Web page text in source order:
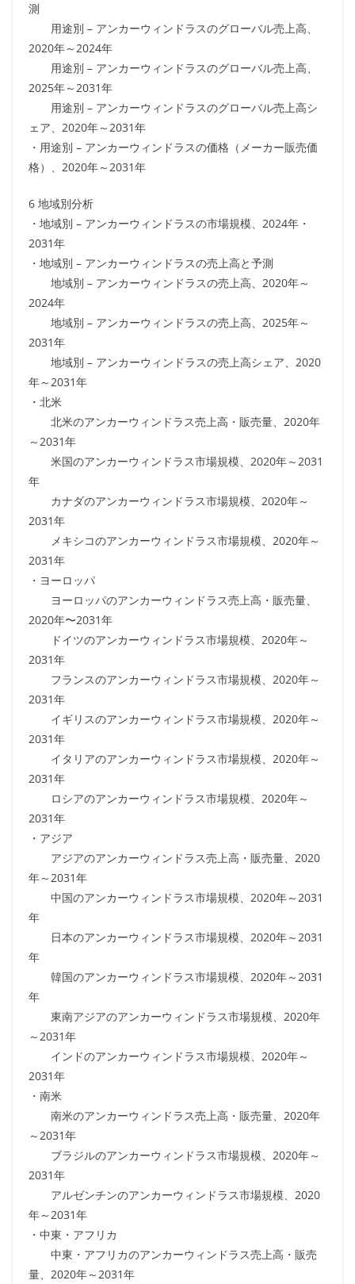
測
用途別 – アンカーウィンドラスのグローバル売上高、
2020年～2024年
用途別 – アンカーウィンドラスのグローバル売上高、
2025年～2031年
用途別 – アンカーウィンドラスのグローバル売上高シ
ェア、2020年～2031年
・用途別 – アンカーウィンドラスの価格（メーカー販売価
格）、2020年～2031年
6 地域別分析
・地域別 – アンカーウィンドラスの市場規模、2024年・
2031年
・地域別 – アンカーウィンドラスの売上高と予測
地域別 – アンカーウィンドラスの売上高、2020年～
2024年
地域別 – アンカーウィンドラスの売上高、2025年～
2031年
地域別 – アンカーウィンドラスの売上高シェア、2020
年～2031年
・北米
北米のアンカーウィンドラス売上高・販売量、2020年
～2031年
米国のアンカーウィンドラス市場規模、2020年～2031
年
カナダのアンカーウィンドラス市場規模、2020年～
2031年
メキシコのアンカーウィンドラス市場規模、2020年～
2031年
・ヨーロッパ
ヨーロッパのアンカーウィンドラス売上高・販売量、
2020年〜2031年
ドイツのアンカーウィンドラス市場規模、2020年～
2031年
フランスのアンカーウィンドラス市場規模、2020年～
2031年
イギリスのアンカーウィンドラス市場規模、2020年～
2031年
イタリアのアンカーウィンドラス市場規模、2020年～
2031年
ロシアのアンカーウィンドラス市場規模、2020年～
2031年
・アジア
アジアのアンカーウィンドラス売上高・販売量、2020
年～2031年
中国のアンカーウィンドラス市場規模、2020年～2031
年
日本のアンカーウィンドラス市場規模、2020年～2031
年
韓国のアンカーウィンドラス市場規模、2020年～2031
年
東南アジアのアンカーウィンドラス市場規模、2020年
～2031年
インドのアンカーウィンドラス市場規模、2020年～
2031年
・南米
南米のアンカーウィンドラス売上高・販売量、2020年
～2031年
ブラジルのアンカーウィンドラス市場規模、2020年～
2031年
アルゼンチンのアンカーウィンドラス市場規模、2020
年～2031年
・中東・アフリカ
中東・アフリカのアンカーウィンドラス売上高・販売
量、2020年～2031年